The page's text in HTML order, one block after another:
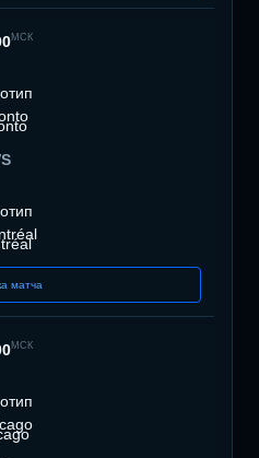
МСК
матча
МСК